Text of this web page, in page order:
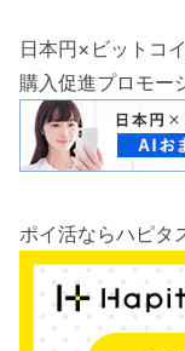
日本円×ビットコ
購入促進プロモー
ポイ活ならハピタ